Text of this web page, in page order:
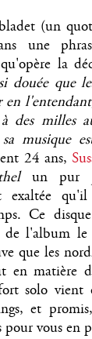
(un
une
la
douée que
des milles
musique
24 ans,
un pur
exaltée
Ce
l'album
que les
en matière
solo vient
et
vous en